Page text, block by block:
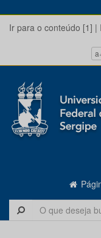
Ir para o conteúdo [1] |